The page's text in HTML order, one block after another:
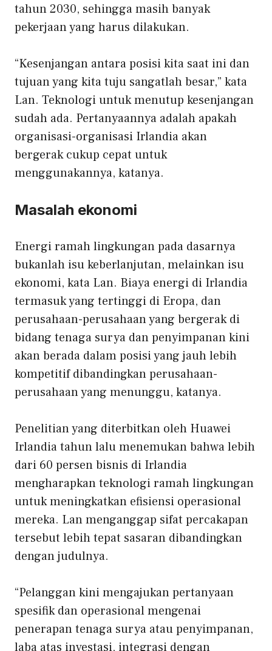
tahun 2030, sehingga masih banyak
pekerjaan yang harus dilakukan.
“Kesenjangan antara posisi kita saat ini dan
tujuan yang kita tuju sangatlah besar,” kata
Lan. Teknologi untuk menutup kesenjangan
sudah ada. Pertanyaannya adalah apakah
organisasi-organisasi Irlandia akan
bergerak cukup cepat untuk
menggunakannya, katanya.
Masalah ekonomi
Energi ramah lingkungan pada dasarnya
bukanlah isu keberlanjutan, melainkan isu
ekonomi, kata Lan. Biaya energi di Irlandia
termasuk yang tertinggi di Eropa, dan
perusahaan-perusahaan yang bergerak di
bidang tenaga surya dan penyimpanan kini
akan berada dalam posisi yang jauh lebih
kompetitif dibandingkan perusahaan-
perusahaan yang menunggu, katanya.
Penelitian yang diterbitkan oleh Huawei
Irlandia tahun lalu menemukan bahwa lebih
dari 60 persen bisnis di Irlandia
mengharapkan teknologi ramah lingkungan
untuk meningkatkan efisiensi operasional
mereka. Lan menganggap sifat percakapan
tersebut lebih tepat sasaran dibandingkan
dengan judulnya.
“Pelanggan kini mengajukan pertanyaan
spesifik dan operasional mengenai
penerapan tenaga surya atau penyimpanan,
laba atas investasi, integrasi dengan